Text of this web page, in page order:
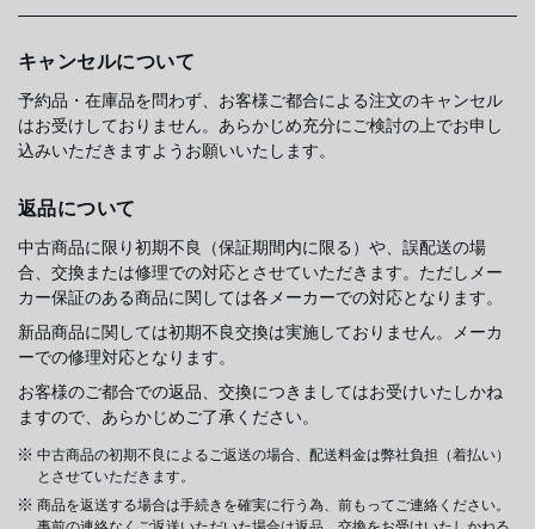
キャンセルについて
予約品・在庫品を問わず、お客様ご都合による注文のキャンセル
はお受けしておりません。あらかじめ充分にご検討の上でお申し
込みいただきますようお願いいたします。
返品について
中古商品に限り初期不良（保証期間内に限る）や、誤配送の場
合、交換または修理での対応とさせていただきます。ただしメー
カー保証のある商品に関しては各メーカーでの対応となります。
新品商品に関しては初期不良交換は実施しておりません。メーカ
ーでの修理対応となります。
お客様のご都合での返品、交換につきましてはお受けいたしかね
ますので、あらかじめご了承ください。
中古商品の初期不良によるご返送の場合、配送料金は弊社負担（着払い）
とさせていただきます。
商品を返送する場合は手続きを確実に行う為、前もってご連絡ください。